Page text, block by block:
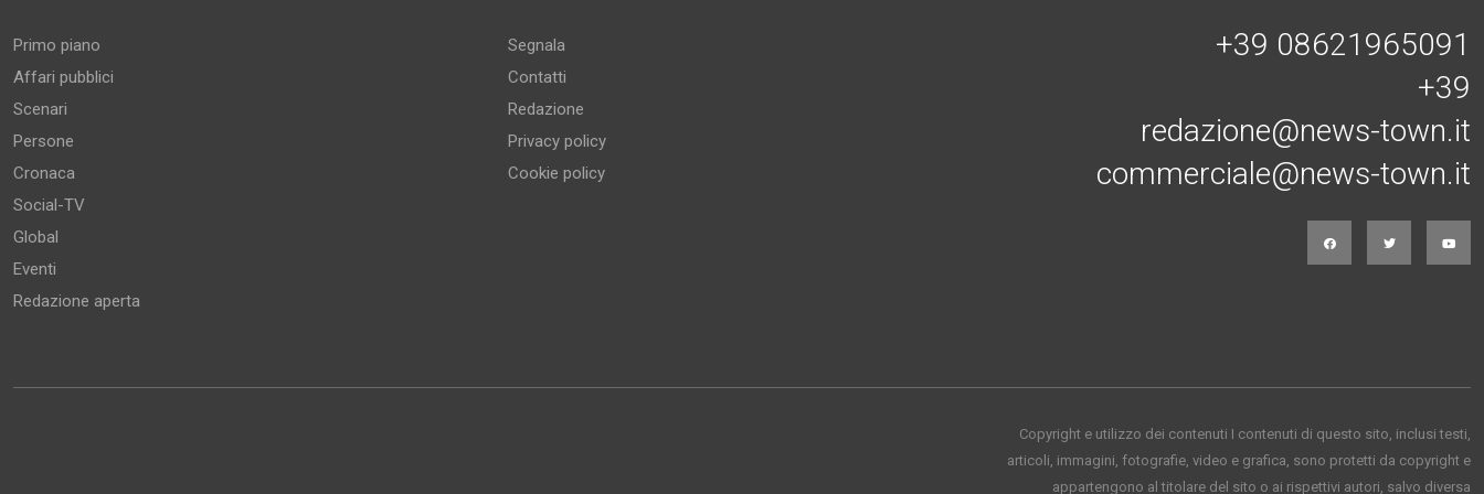
Primo piano
Affari pubblici
Scenari
Persone
Cronaca
Social-TV
Global
Eventi
Redazione aperta
Segnala
Contatti
Redazione
Privacy policy
Cookie policy
+39 08621965091
+39
redazione@news-town.it
commerciale@news-town.it
Copyright e utilizzo dei contenuti I contenuti di questo sito, inclusi testi,
articoli, immagini, fotografie, video e grafica, sono protetti da copyright e
appartengono al titolare del sito o ai rispettivi autori, salvo diversa